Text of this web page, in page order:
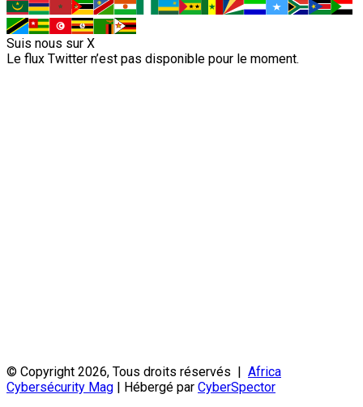
Suis nous sur X
Le flux Twitter n’est pas disponible pour le moment.
© Copyright 2026, Tous droits réservés | Africa
Cybersécurity Mag | Hébergé par CyberSpector